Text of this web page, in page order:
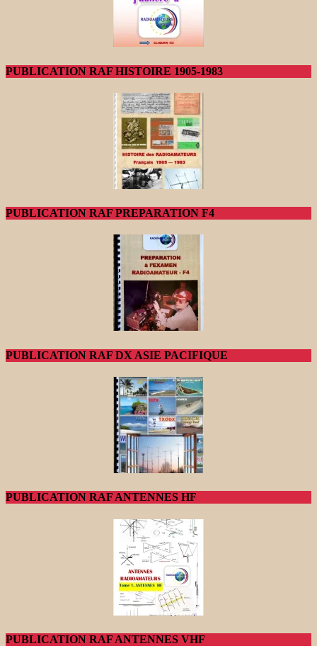
PUBLICATION RAF HISTOIRE 1905-1983
PUBLICATION RAF PREPARATION F4
PUBLICATION RAF DX ASIE PACIFIQUE
PUBLICATION RAF ANTENNES HF
PUBLICATION RAF ANTENNES VHF